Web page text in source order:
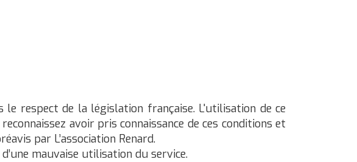
respect de la législation française. L'utilisation de ce
avoir pris connaissance de ces conditions et
par L’association Renard.
mauvaise utilisation du service.